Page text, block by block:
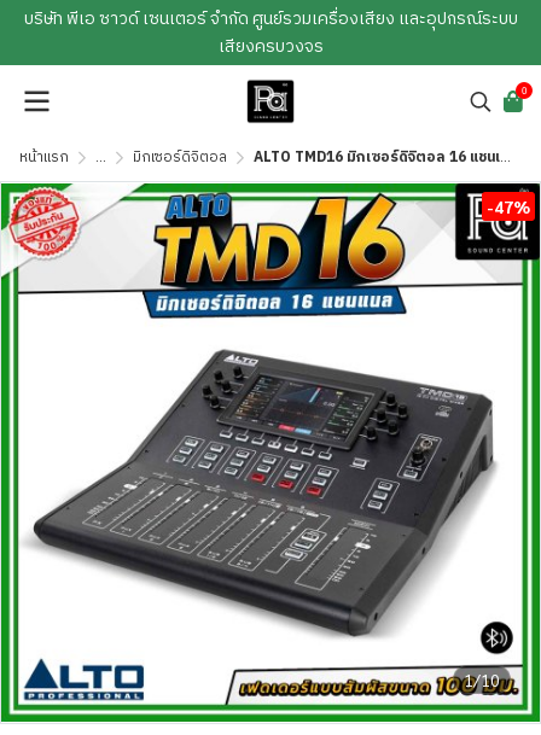
บริษัท พีเอ ซาวด์ เซนเตอร์ จำกัด ศูนย์รวมเครื่องเสียง และอุปกรณ์ระบบ
เสียงครบวงจร
0
หน้าแรก ... มิกเซอร์ดิจิตอล ALTO TMD16 มิกเซอร์ดิจิตอล 16 แชนเนล TMD 16 มีช่องเสียบไมค์ 10 แชนแนล อินพุตไลน์สเตอริโอ 3 ช่อง เอฟเฟกต์ระดับสตูดิโอในตัว
1/10
-47%